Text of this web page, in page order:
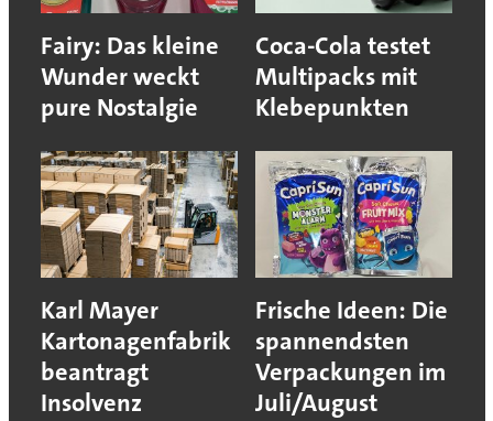
Fairy: Das kleine
Wunder weckt
pure Nostalgie
Coca-Cola testet
Multipacks mit
Klebepunkten
Karl Mayer
Kartonagenfabrik
beantragt
Insolvenz
Frische Ideen: Die
spannendsten
Verpackungen im
Juli/August